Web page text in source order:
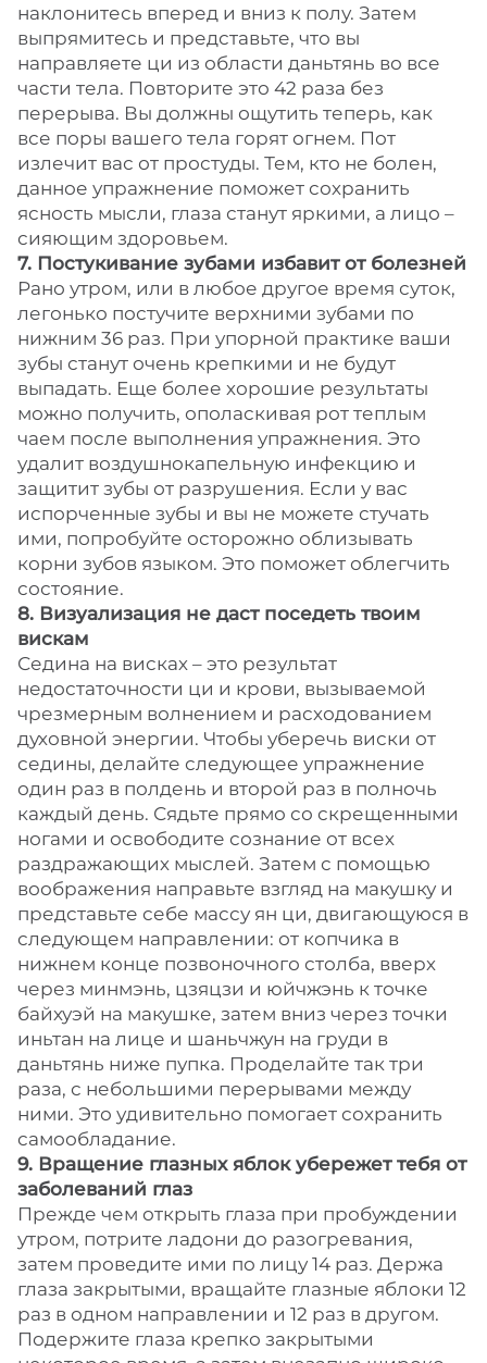
наклонитесь вперед и вниз к полу. Затем
выпрямитесь и представьте, что вы
направляете ци из области даньтянь во все
части тела. Повторите это 42 раза без
перерыва. Вы должны ощутить теперь, как
все поры вашего тела горят огнем. Пот
излечит вас от простуды. Тем, кто не болен,
данное упражнение поможет сохранить
ясность мысли, глаза станут яркими, а лицо –
сияющим здоровьем.
7. Постукивание зубами избавит от болезней
Рано утром, или в любое другое время суток,
легонько постучите верхними зубами по
нижним 36 раз. При упорной практике ваши
зубы станут очень крепкими и не будут
выпадать. Еще более хорошие результаты
можно получить, ополаскивая рот теплым
чаем после выполнения упражнения. Это
удалит воздушнокапельную инфекцию и
защитит зубы от разрушения. Если у вас
испорченные зубы и вы не можете стучать
ими, попробуйте осторожно облизывать
корни зубов языком. Это поможет облегчить
состояние.
8. Визуализация не даст поседеть твоим
вискам
Седина на висках – это результат
недостаточности ци и крови, вызываемой
чрезмерным волнением и расходованием
духовной энергии. Чтобы уберечь виски от
седины, делайте следующее упражнение
один раз в полдень и второй раз в полночь
каждый день. Сядьте прямо со скрещенными
ногами и освободите сознание от всех
раздражающих мыслей. Затем с помощью
воображения направьте взгляд на макушку и
представьте себе массу ян ци, двигающуюся в
следующем направлении: от копчика в
нижнем конце позвоночного столба, вверх
через минмэнь, цзяцзи и юйчжэнь к точке
байхуэй на макушке, затем вниз через точки
иньтан на лице и шаньчжун на груди в
даньтянь ниже пупка. Проделайте так три
раза, с небольшими перерывами между
ними. Это удивительно помогает сохранить
самообладание.
9. Вращение глазных яблок убережет тебя от
заболеваний глаз
Прежде чем открыть глаза при пробуждении
утром, потрите ладони до разогревания,
затем проведите ими по лицу 14 раз. Держа
глаза закрытыми, вращайте глазные яблоки 12
раз в одном направлении и 12 раз в другом.
Подержите глаза крепко закрытыми